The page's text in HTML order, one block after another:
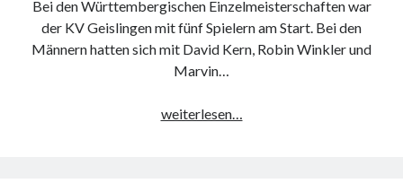
Heidenheimer Str. 87
Trainingszeiten:
Dienstag und Donnerstag 17.00 - 20.00 Uhr
Webseite durchsuchen:
Bei den Württembergischen Einzelmeisterschaften war
der KV Geislingen mit fünf Spielern am Start. Bei den
Männern hatten sich mit David Kern, Robin Winkler und
Marvin…
weiterlesen…